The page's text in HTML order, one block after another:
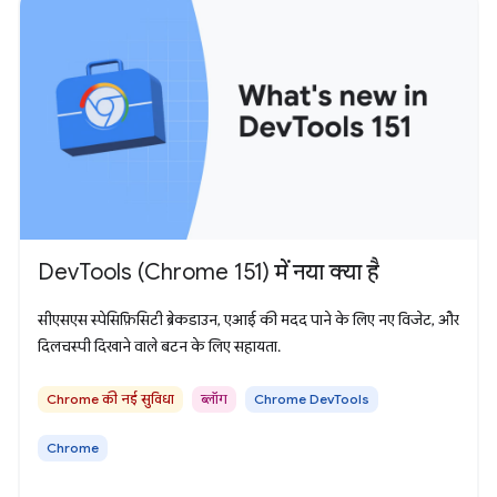
DevTools (Chrome 151) में नया क्या है
सीएसएस स्पेसिफ़िसिटी ब्रेकडाउन, एआई की मदद पाने के लिए नए विजेट, और
दिलचस्पी दिखाने वाले बटन के लिए सहायता.
Chrome की नई सुविधा ब्लॉग Chrome DevTools
Chrome